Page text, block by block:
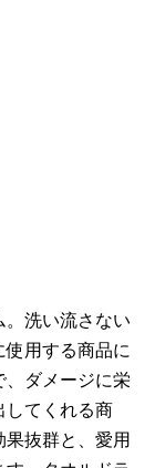
。洗い流さない
使用する商品に
、ダメージに栄
してくれる商
抜群と、愛用